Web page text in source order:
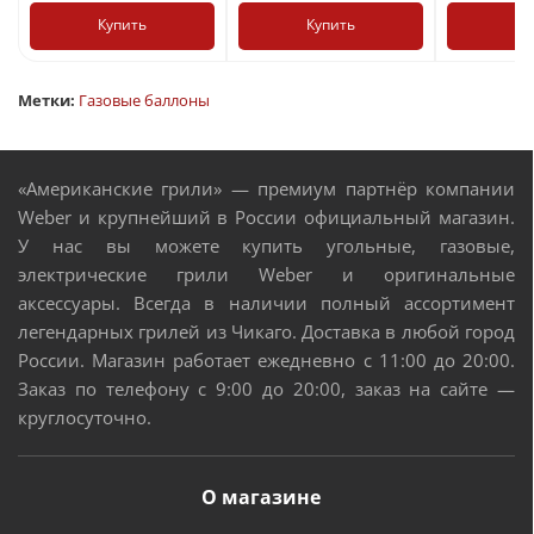
Купить Купить
Метки: Газовые баллоны
«Американские грили» — премиум партнёр компании
Weber и крупнейший в России официальный магазин.
У нас вы можете купить угольные, газовые,
электрические грили Weber и оригинальные
аксессуары. Всегда в наличии полный ассортимент
легендарных грилей из Чикаго. Доставка в любой город
России. Магазин работает ежедневно с 11:00 до 20:00.
Заказ по телефону с 9:00 до 20:00, заказ на сайте —
круглосуточно.
О магазине